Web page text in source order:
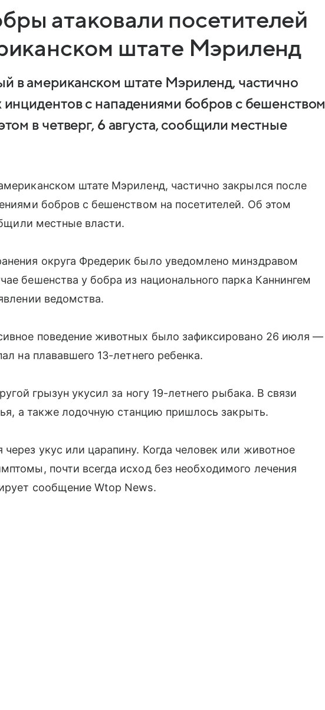
атаковали посетителей
штате Мэриленд
в американском штате Мэриленд, частично
инцидентов с нападениями бобров с бешенством
в четверг, 6 августа, сообщили местные
штате Мэриленд, частично закрылся после
бобров с бешенством на посетителей. Об этом
местные власти.
округа Фредерик было уведомлено минздравом
бешенства у бобра из национального парка Каннингем
ведомства.
поведение животных было зафиксировано 26 июля —
на плававшего 13-летнего ребенка.
грызун укусил за ногу 19-летнего рыбака. В связи
а также лодочную станцию пришлось закрыть.
укус или царапину. Когда человек или животное
почти всегда исход без необходимого лечения
сообщение Wtop News.